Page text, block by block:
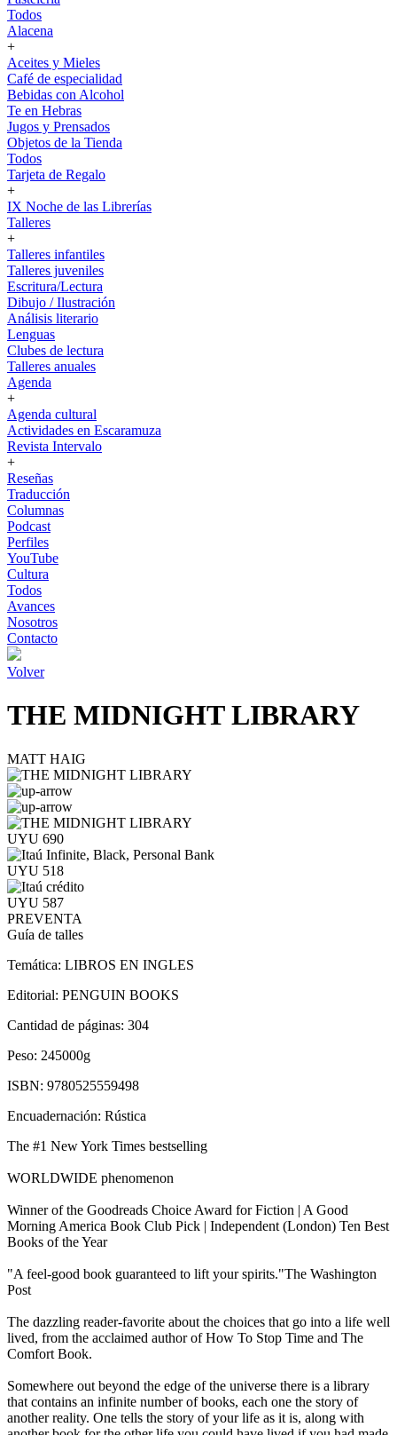
Todos
Alacena
+
Aceites y Mieles
Café de especialidad
Bebidas con Alcohol
Te en Hebras
Jugos y Prensados
Objetos de la Tienda
Todos
Tarjeta de Regalo
+
IX Noche de las Librerías
Talleres
+
Talleres infantiles
Talleres juveniles
Escritura/Lectura
Dibujo / Ilustración
Análisis literario
Lenguas
Clubes de lectura
Talleres anuales
Agenda
+
Agenda cultural
Actividades en Escaramuza
Revista Intervalo
+
Reseñas
Traducción
Columnas
Podcast
Perfiles
YouTube
Cultura
Todos
Avances
Nosotros
Contacto
Volver
THE MIDNIGHT LIBRARY
MATT HAIG
UYU 690
UYU 518
UYU 587
PREVENTA
Guía de talles
Temática: LIBROS EN INGLES
Editorial: PENGUIN BOOKS
Cantidad de páginas: 304
Peso: 245000g
ISBN: 9780525559498
Encuadernación: Rústica
The #1 New York Times bestselling
WORLDWIDE phenomenon
Winner of the Goodreads Choice Award for Fiction | A Good
Morning America Book Club Pick | Independent (London) Ten Best
Books of the Year
"A feel-good book guaranteed to lift your spirits."The Washington
Post
The dazzling reader-favorite about the choices that go into a life well
lived, from the acclaimed author of How To Stop Time and The
Comfort Book.
Somewhere out beyond the edge of the universe there is a library
that contains an infinite number of books, each one the story of
another reality. One tells the story of your life as it is, along with